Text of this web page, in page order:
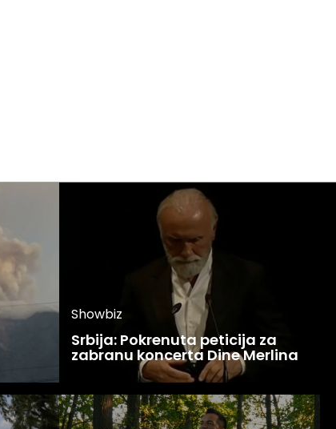
Showbiz
Srbija: Pokrenuta peticija za
zabranu koncerta Dine Merlina